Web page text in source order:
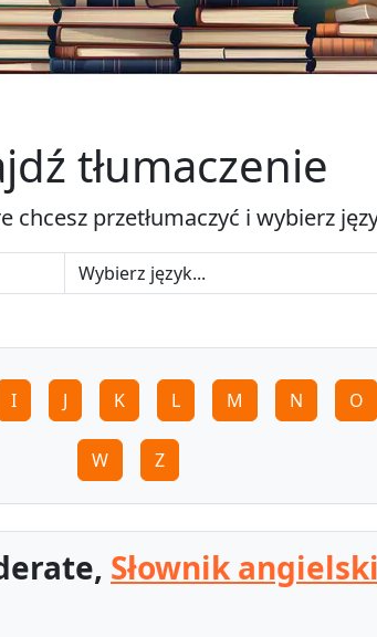
tłumaczenie
chcesz przetłumaczyć i wybierz
I J K L M N O
W Z
Słownik angielski